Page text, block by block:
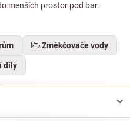
menších prostor pod bar.
Změkčovače vody
díly